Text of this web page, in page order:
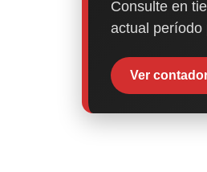
Consulte en
actual período
Ver